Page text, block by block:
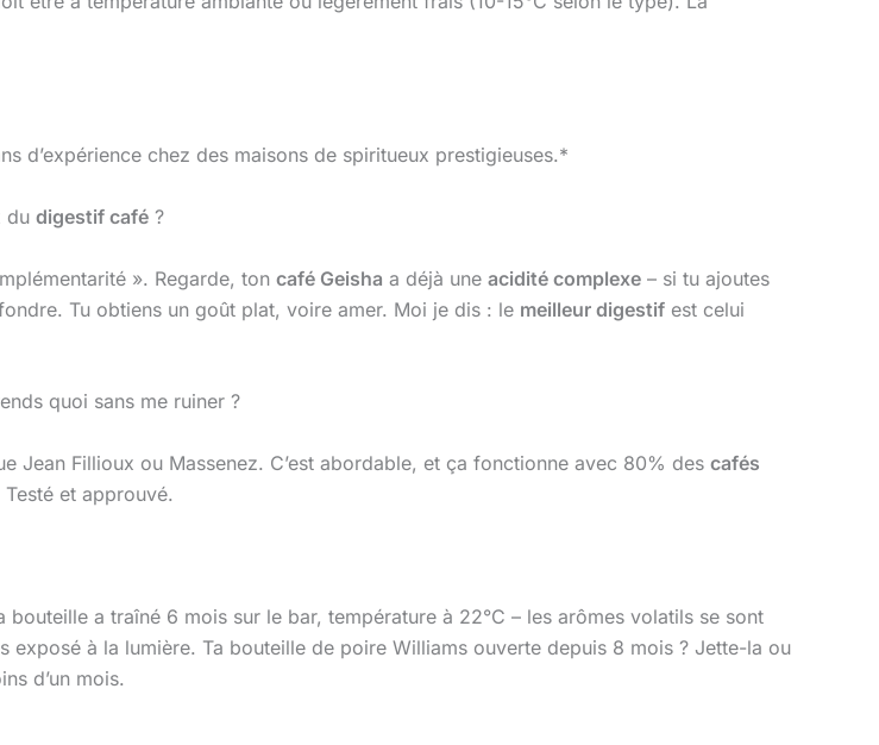
d’expérience chez des maisons de spiritueux prestigieuses.*
du digestif café ?
». Regarde, ton café Geisha a déjà une acidité complexe – si tu ajoutes
Tu obtiens un goût plat, voire amer. Moi je dis : le meilleur digestif est celui
quoi sans me ruiner ?
Jean Fillioux ou Massenez. C’est abordable, et ça fonctionne avec 80% des cafés
et approuvé.
bouteille a traîné 6 mois sur le bar, température à 22°C – les arômes volatils se sont
exposé à la lumière. Ta bouteille de poire Williams ouverte depuis 8 mois ? Jette-la ou
d’un mois.